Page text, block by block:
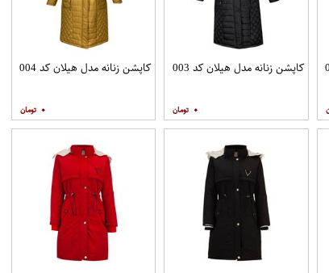
کاپشن زنانه مدل هیلان کد 003
۰
کاپشن زنانه مدل هیلان کد 004
۰